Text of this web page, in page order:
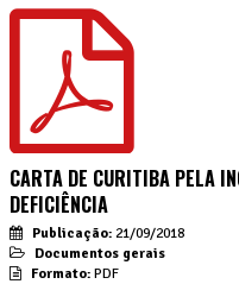
CARTA DE CURITIBA PELA
DEFICIÊNCIA
Publicação: 21/09/2018
Documentos gerais
Formato: PDF